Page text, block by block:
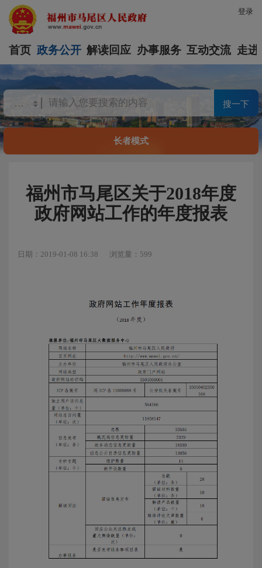
登录
首页 政务公开 解读回应 办事服务 互动交流 走进
搜一下
长者模式
福州市马尾区关于2018年度
政府网站工作的年度报表
日期：2019-01-08 16:38 浏览量：599